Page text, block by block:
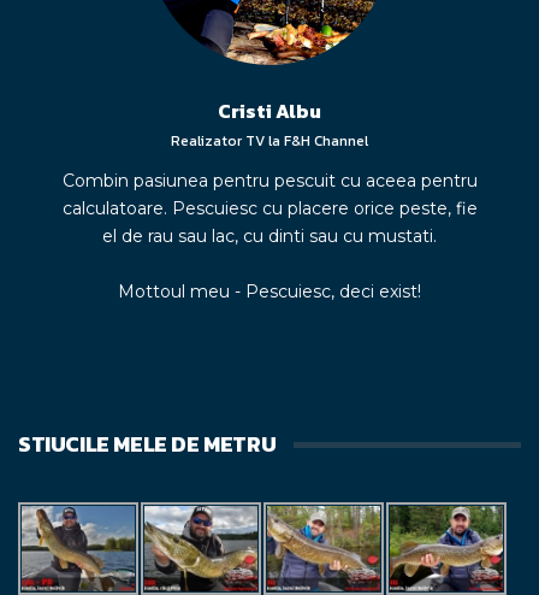
Cristi Albu
Realizator TV la F&H Channel
Combin pasiunea pentru pescuit cu aceea pentru
calculatoare. Pescuiesc cu placere orice peste, fie
el de rau sau lac, cu dinti sau cu mustati.
Mottoul meu - Pescuiesc, deci exist!
STIUCILE MELE DE METRU